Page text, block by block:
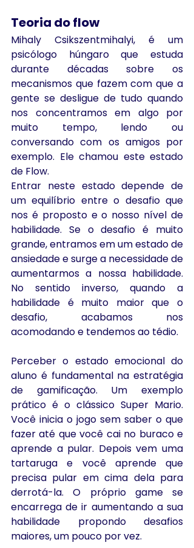
Teoria do flow
Mihaly Csikszentmihalyi, é um
psicólogo húngaro que estuda
durante décadas sobre os
mecanismos que fazem com que a
gente se desligue de tudo quando
nos concentramos em algo por
muito tempo, lendo ou
conversando com os amigos por
exemplo. Ele chamou este estado
de Flow.
Entrar neste estado depende de
um equilíbrio entre o desafio que
nos é proposto e o nosso nível de
habilidade. Se o desafio é muito
grande, entramos em um estado de
ansiedade e surge a necessidade de
aumentarmos a nossa habilidade.
No sentido inverso, quando a
habilidade é muito maior que o
desafio, acabamos nos
acomodando e tendemos ao tédio.
Perceber o estado emocional do
aluno é fundamental na estratégia
de gamificação. Um exemplo
prático é o clássico Super Mario.
Você inicia o jogo sem saber o que
fazer até que você cai no buraco e
aprende a pular. Depois vem uma
tartaruga e você aprende que
precisa pular em cima dela para
derrotá-la. O próprio game se
encarrega de ir aumentando a sua
habilidade propondo desafios
maiores, um pouco por vez.